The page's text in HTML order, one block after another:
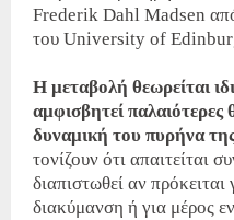
Frederik Dahl Madsen
του University of
Η μεταβολή θεωρείται
αμφισβητεί παλαιότερες
δυναμική του πυρήνα
τονίζουν ότι απαιτείται
διαπιστωθεί αν
διακύμανση ή για μέρος